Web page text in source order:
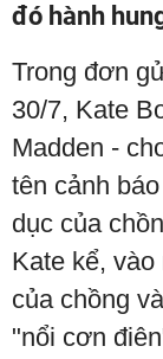
đó hành
Trong đơn
30/7, Kate
Madden -
tên cảnh
dục của
Kate kể,
của chồng
"nổi cơn